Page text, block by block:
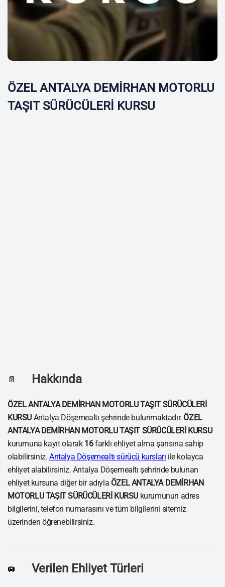
ÖZEL ANTALYA DEMİRHAN MOTORLU
TAŞIT SÜRÜCÜLERİ KURSU
📄 Hakkında
ÖZEL ANTALYA DEMİRHAN MOTORLU TAŞIT SÜRÜCÜLERİ
KURSU Antalya Döşemealtı şehrinde bulunmaktadır. ÖZEL
ANTALYA DEMİRHAN MOTORLU TAŞIT SÜRÜCÜLERİ KURSU
kurumuna kayıt olarak 16farklı ehliyet alma şansına sahip
olabilirsiniz. Antalya Döşemealtı sürücü kursları ile kolayca
ehliyet alabilirsiniz. Antalya Döşemealtı şehrinde bulunan
ehliyet kursuna diğer bir adıyla ÖZEL ANTALYA DEMİRHAN
MOTORLU TAŞIT SÜRÜCÜLERİ KURSU kurumunun adres
bilgilerini, telefon numarasını ve tüm bilgilerini sitemiz
üzerinden öğrenebilirsiniz.
🛄 Verilen Ehliyet Türleri